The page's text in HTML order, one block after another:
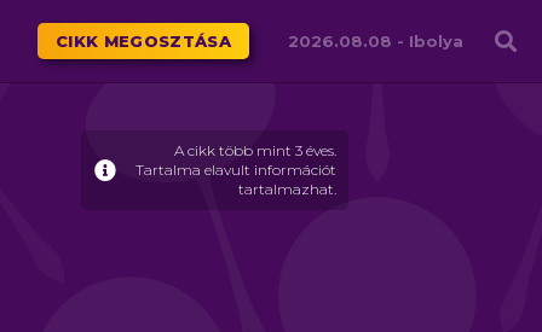
Családháló
CIKK MEGOSZTÁSA 2026.08.08 - Ibolya
A cikk több mint 3 éves.
Tartalma elavult információt
tartalmazhat.